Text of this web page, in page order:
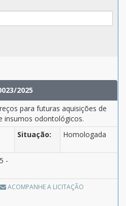
2025
para futuras aquisições de
insumos odontológicos.
Situação: Homologada
-
ACOMPANHE A LICITAÇÃO